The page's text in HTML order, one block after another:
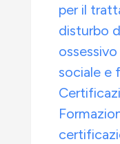
per il
disturbo
sociale e